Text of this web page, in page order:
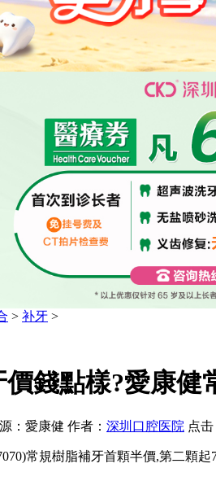
> 补牙 >
錢點樣?愛康健
：愛康健 作者： 深圳口腔医院 点击
常規樹脂補牙首顆半價,第二顆